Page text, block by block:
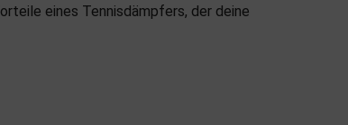
eines Tennisdämpfers, der deine